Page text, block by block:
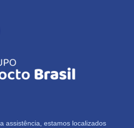
assistência, estamos localizados